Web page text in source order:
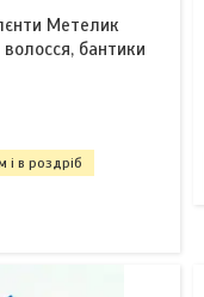
Метелик
бантики
і в роздріб